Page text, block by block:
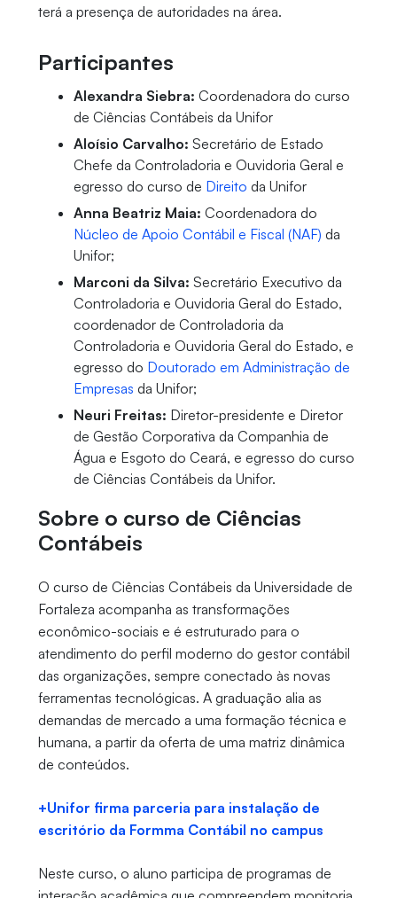
terá a presença de autoridades na área.
Participantes
Alexandra Siebra: Coordenadora do curso
de Ciências Contábeis da Unifor
Aloísio Carvalho: Secretário de Estado
Chefe da Controladoria e Ouvidoria Geral e
egresso do curso de Direito da Unifor
Anna Beatriz Maia: Coordenadora do
Núcleo de Apoio Contábil e Fiscal (NAF) da
Unifor;
Marconi da Silva: Secretário Executivo da
Controladoria e Ouvidoria Geral do Estado,
coordenador de Controladoria da
Controladoria e Ouvidoria Geral do Estado, e
egresso do Doutorado em Administração de
Empresas da Unifor;
Neuri Freitas: Diretor-presidente e Diretor
de Gestão Corporativa da Companhia de
Água e Esgoto do Ceará, e egresso do curso
de Ciências Contábeis da Unifor.
Sobre o curso de Ciências
Contábeis
O curso de Ciências Contábeis da Universidade de
Fortaleza acompanha as transformações
econômico-sociais e é estruturado para o
atendimento do perfil moderno do gestor contábil
das organizações, sempre conectado às novas
ferramentas tecnológicas. A graduação alia as
demandas de mercado a uma formação técnica e
humana, a partir da oferta de uma matriz dinâmica
de conteúdos.
+Unifor firma parceria para instalação de
escritório da Formma Contábil no campus
Neste curso, o aluno participa de programas de